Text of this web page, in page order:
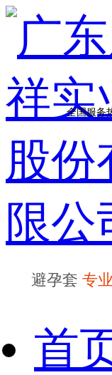
避孕套 专
首
全国服务